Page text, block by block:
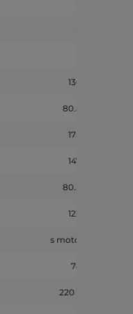
136 cm
80.50 cm
175 cm
147 cm
80.50 cm
122 cm
s motorem
78 kg
220 - 240 V